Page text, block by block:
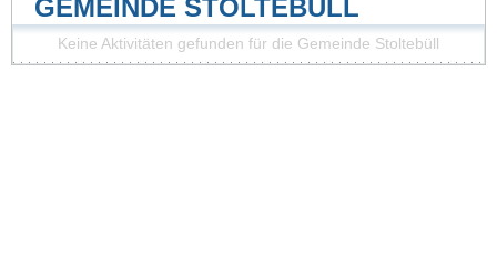
GEMEINDE STOLTEBÜLL
Keine Aktivitäten gefunden für die Gemeinde Stoltebüll